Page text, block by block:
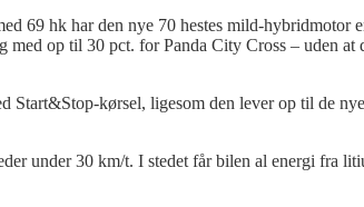
69 hk har den nye 70 hestes mild-hybridmotor
med op til 30 pct. for Panda City Cross – uden at
Start&Stop-kørsel, ligesom den lever op til de
under 30 km/t. I stedet får bilen al energi fra